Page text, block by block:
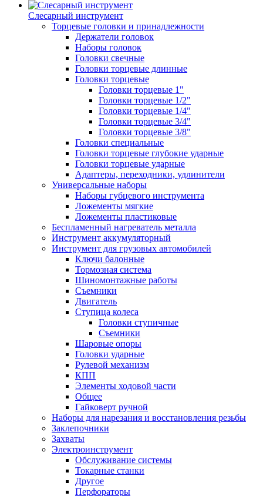
Слесарный инструмент
Торцевые головки и принадлежности
Держатели головок
Наборы головок
Головки свечные
Головки торцевые длинные
Головки торцевые
Головки торцевые 1"
Головки торцевые 1/2"
Головки торцевые 1/4"
Головки торцевые 3/4"
Головки торцевые 3/8"
Головки специальные
Головки торцевые глубокие ударные
Головки торцевые ударные
Адаптеры, переходники, удлинители
Универсальные наборы
Наборы губцевого инструмента
Ложементы мягкие
Ложементы пластиковые
Беспламенный нагреватель металла
Инструмент аккумуляторный
Инструмент для грузовых автомобилей
Ключи балонные
Тормозная система
Шиномонтажные работы
Cъемники
Двигатель
Ступица колеса
Головки ступичные
Cъемники
Шаровые опоры
Головки ударные
Рулевой механизм
КПП
Элементы ходовой части
Общее
Гайковерт ручной
Наборы для нарезания и восстановления резьбы
Заклепочники
Захваты
Электроинструмент
Обслуживание системы
Токарные станки
Другое
Перфораторы